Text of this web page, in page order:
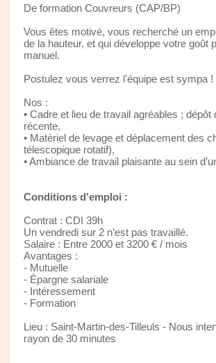
De formation Couvreurs (CAP/BP)
Vous êtes motivé, vous recherché un
de la hauteur, et qui développe votre goût
manuel.
Postulez vous verrez l'équipe est sympa !
Nos :
• Cadre et lieu de travail agréables ; dépôt
récente,
• Matériel de levage et déplacement des
télescopique rotatif),
• Ambiance de travail plaisante au sein
Conditions d'emploi :
Contrat : CDI 39h
Un vendredi sur 2 n’est pas travaillé.
Salaire : Entre 2000 et 3200 € / mois
Avantages :
- Mutuelle
- Épargne salariale
- Intéressement
- Formation
Lieu : Saint-Martin-des-Tilleuls - Nous
rayon de 30 minutes